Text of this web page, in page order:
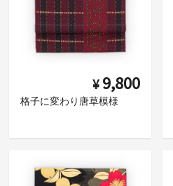
¥ 9,800
格子に変わり唐草模様